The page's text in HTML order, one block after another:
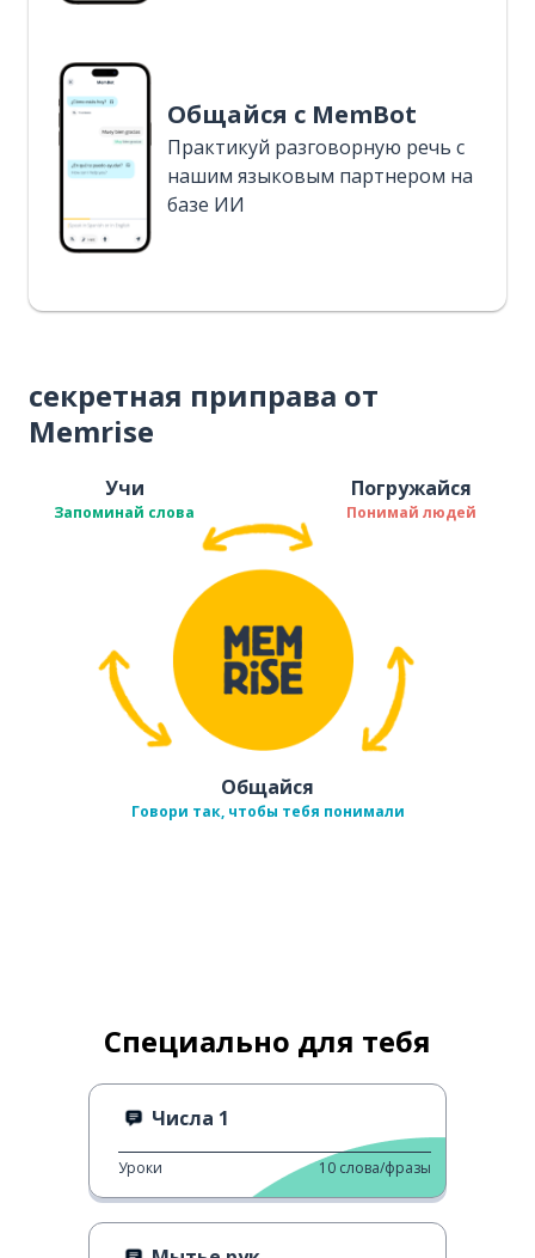
Общайся с MemBot
Практикуй разговорную речь с
нашим языковым партнером на
базе ИИ
секретная приправа от
Memrise
Учи
Запоминай слова
Погружайся
Понимай людей
Общайся
Говори так, чтобы тебя понимали
Специально для тебя
Числа 1
Уроки 10 слова/фразы